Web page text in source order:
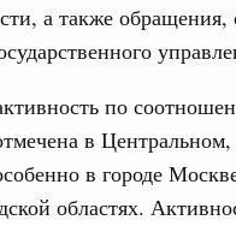
а также
по
в
в городе
областях.
граждан
13 марта, пятница